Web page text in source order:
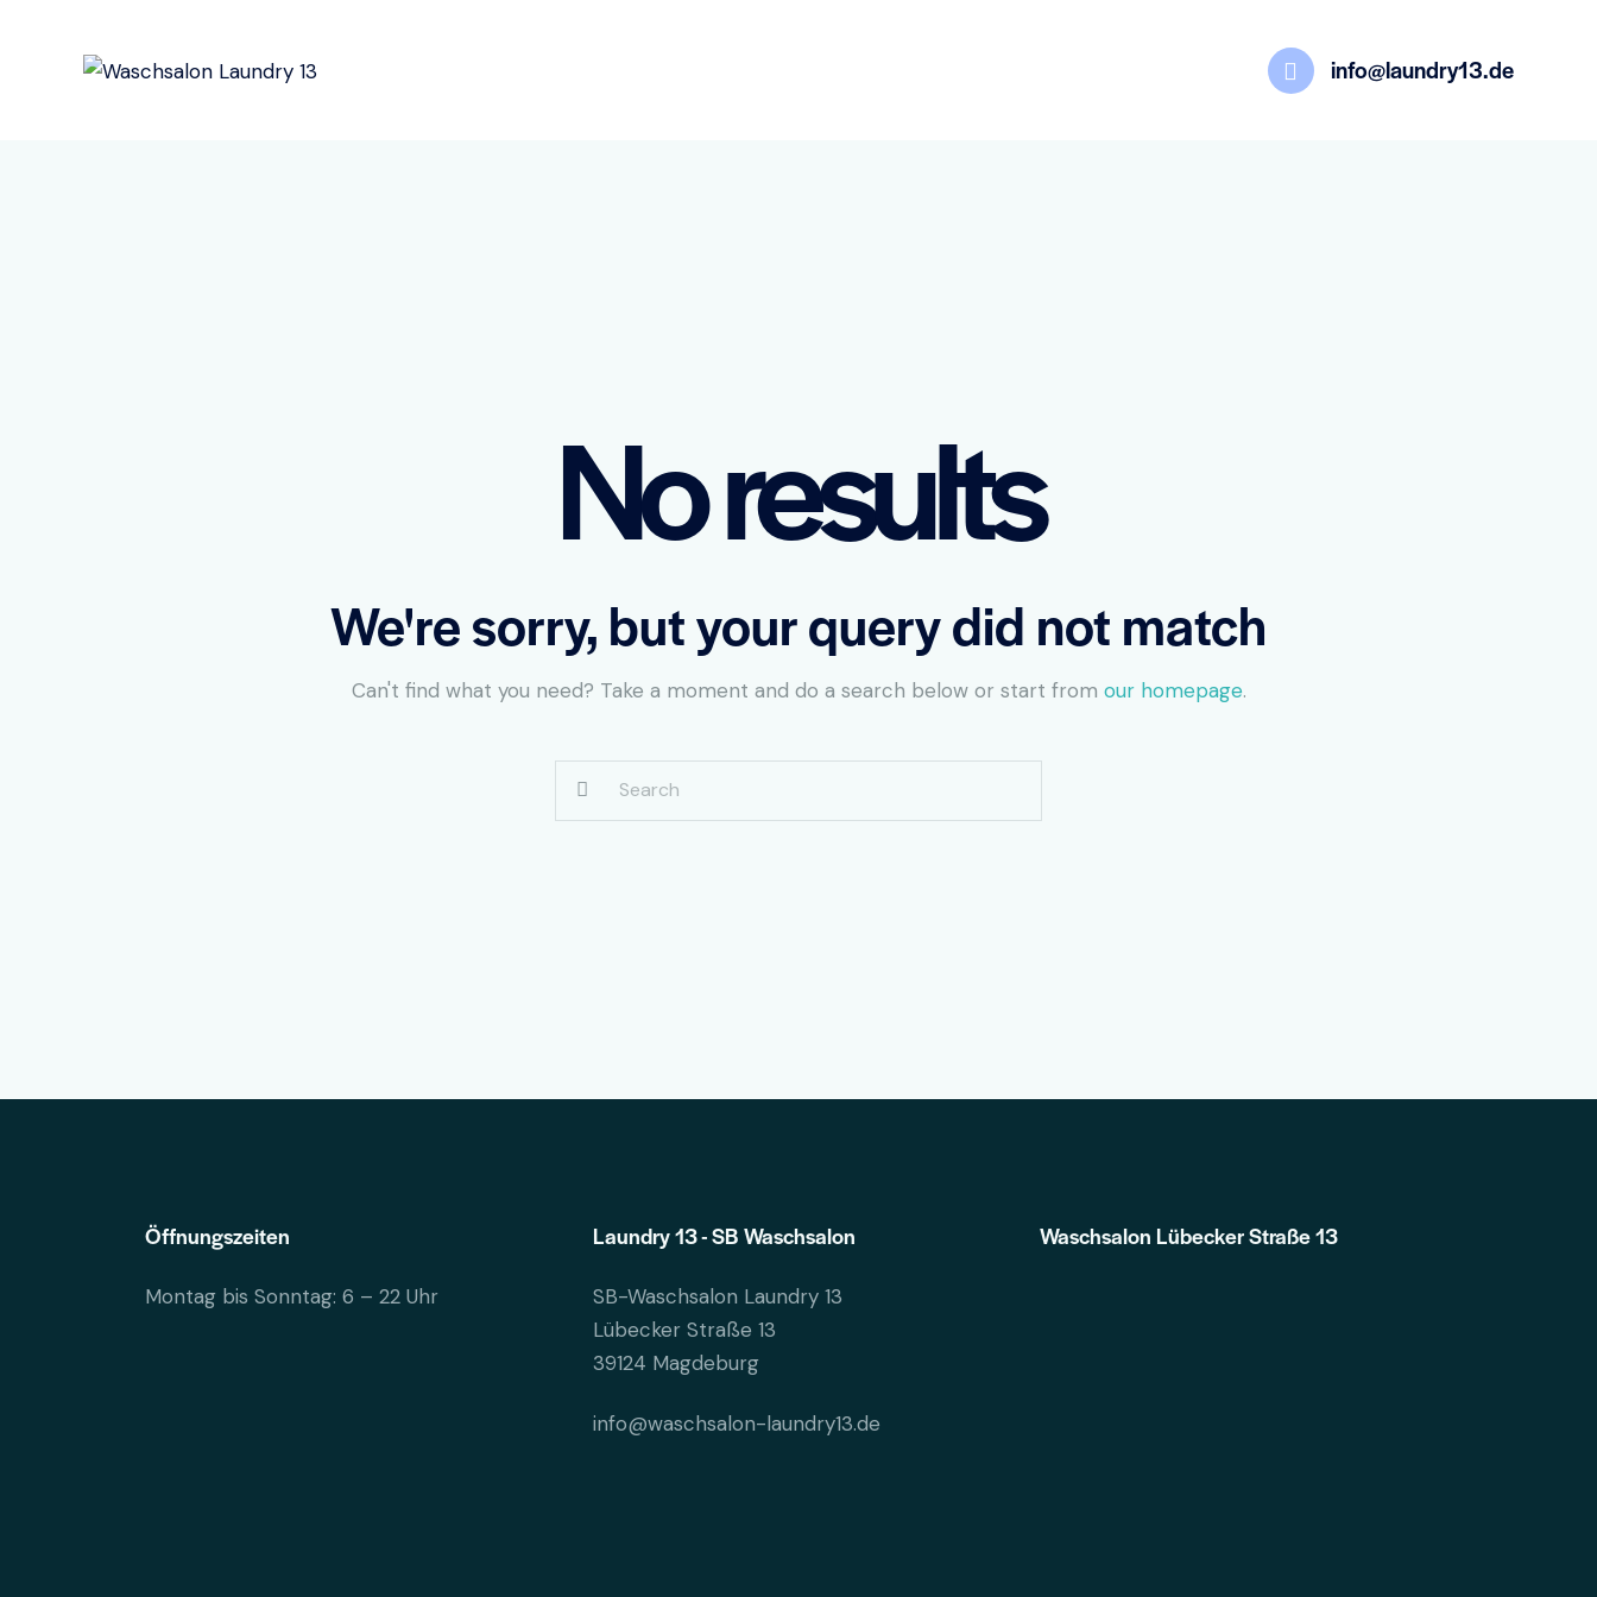
info@laundry13.de
No results
We're sorry, but your query did not match
Can't find what you need? Take a moment and do a search below or start from our homepage.
Öffnungszeiten
Montag bis Sonntag: 6 – 22 Uhr
Laundry 13 - SB Waschsalon
SB-Waschsalon Laundry 13
Lübecker Straße 13
39124 Magdeburg
info@waschsalon-laundry13.de
Waschsalon Lübecker Straße 13